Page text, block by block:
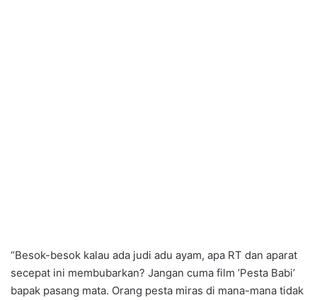
“Besok-besok kalau ada judi adu ayam, apa RT dan aparat
secepat ini membubarkan? Jangan cuma film ’Pesta Babi’
bapak pasang mata. Orang pesta miras di mana-mana tidak